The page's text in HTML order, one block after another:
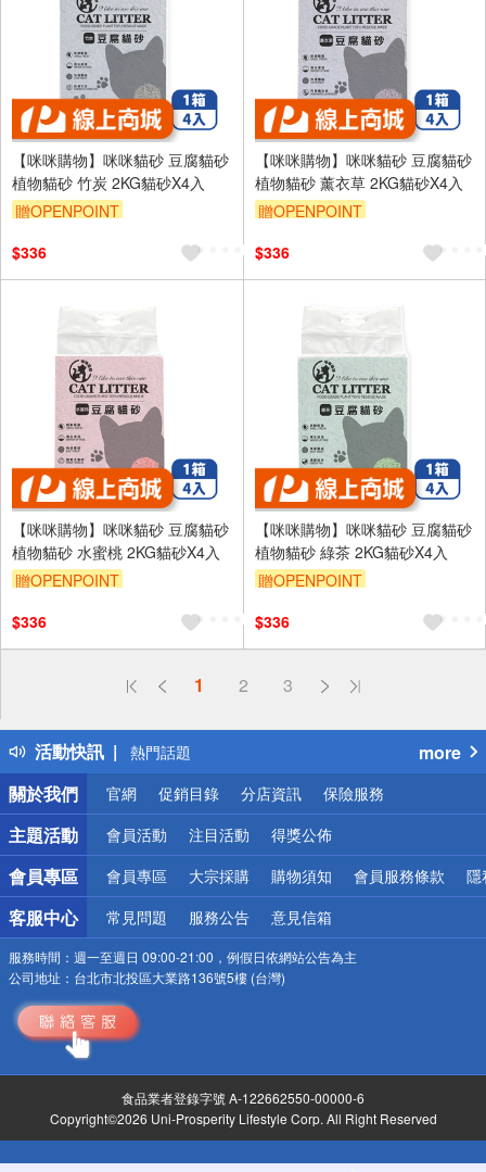
【咪咪購物】咪咪貓砂 豆腐貓砂
植物貓砂 竹炭 2KG貓砂X4入
贈OPENPOINT
$336
【咪咪購物】咪咪貓砂 豆腐貓砂
植物貓砂 薰衣草 2KG貓砂X4入
贈OPENPOINT
$336
【咪咪購物】咪咪貓砂 豆腐貓砂
植物貓砂 水蜜桃 2KG貓砂X4入
贈OPENPOINT
$336
【咪咪購物】咪咪貓砂 豆腐貓砂
植物貓砂 綠茶 2KG貓砂X4入
贈OPENPOINT
$336
1 2 3
活動快訊
偏遠地區配送
得獎公告
熱門話題
銀行優惠
偏遠地區配送
詐騙網頁！請小心！
more
關於我們
官網 促銷目錄 分店資訊 保險服務
主題活動 會員活動 注目活動 得獎公佈
會員專區 會員專區 大宗採購 購物須知 會員服務條款 隱
客服中心 常見問題 服務公告 意見信箱
服務時間： 週一至週日 09:00-21:00，例假日依網站公告為主
公司地址： 台北市北投區大業路136號5樓 (台灣)
食品業者登錄字號 A-122662550-00000-6
Copyright©2026 Uni-Prosperity Lifestyle Corp. All Right Reserved